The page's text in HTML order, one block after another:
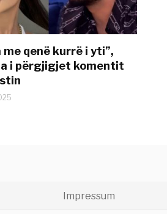
me qenë kurrë i yti”,
i përgjigjet komentit
Impressum